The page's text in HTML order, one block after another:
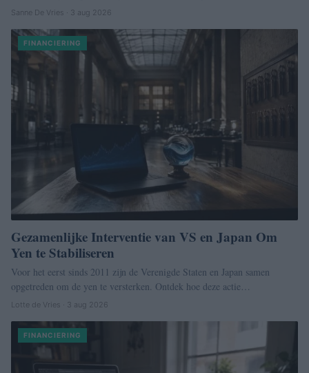
Sanne De Vries · 3 aug 2026
FINANCIERING
Gezamenlijke Interventie van VS en Japan Om
Yen te Stabiliseren
Voor het eerst sinds 2011 zijn de Verenigde Staten en Japan samen
opgetreden om de yen te versterken. Ontdek hoe deze actie…
Lotte de Vries · 3 aug 2026
FINANCIERING